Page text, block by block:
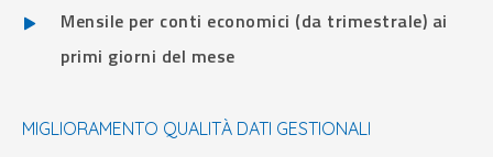
Mensile per conti economici (da trimestrale) ai
primi giorni del mese
MIGLIORAMENTO QUALITÀ DATI GESTIONALI